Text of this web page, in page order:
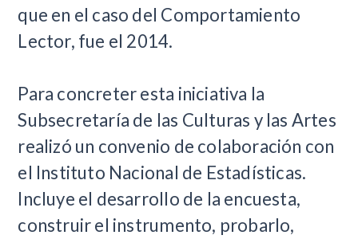
que en el caso del Comportamiento
Lector, fue el 2014.
Para concreter esta iniciativa la
Subsecretaría de las Culturas y las Artes
realizó un convenio de colaboración con
el Instituto Nacional de Estadísticas.
Incluye el desarrollo de la encuesta,
construir el instrumento, probarlo,